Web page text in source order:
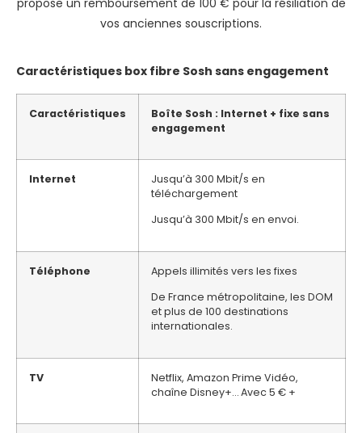
propose un remboursement de 100 € pour la résiliation de
vos anciennes souscriptions.
Caractéristiques box fibre Sosh sans engagement
Caractéristiques
Boîte Sosh : Internet + fixe sans
engagement
Internet
Jusqu’à 300 Mbit/s en
téléchargement
Jusqu’à 300 Mbit/s en envoi.
Téléphone
Appels illimités vers les fixes
De France métropolitaine, les DOM
et plus de 100 destinations
internationales.
TV
Netflix, Amazon Prime Vidéo,
chaîne Disney+… Avec 5 € +